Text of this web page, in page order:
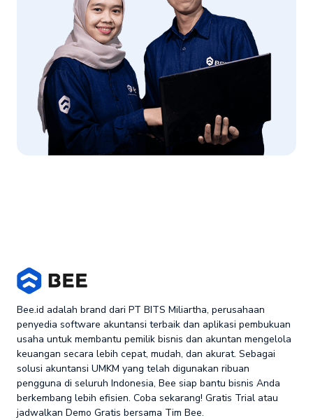
Bee.id adalah brand dari PT BITS Miliartha, perusahaan
penyedia software akuntansi terbaik dan aplikasi pembukuan
usaha untuk membantu pemilik bisnis dan akuntan mengelola
keuangan secara lebih cepat, mudah, dan akurat. Sebagai
solusi akuntansi UMKM yang telah digunakan ribuan
pengguna di seluruh Indonesia, Bee siap bantu bisnis Anda
berkembang lebih efisien. Coba sekarang! Gratis Trial atau
jadwalkan Demo Gratis bersama Tim Bee.